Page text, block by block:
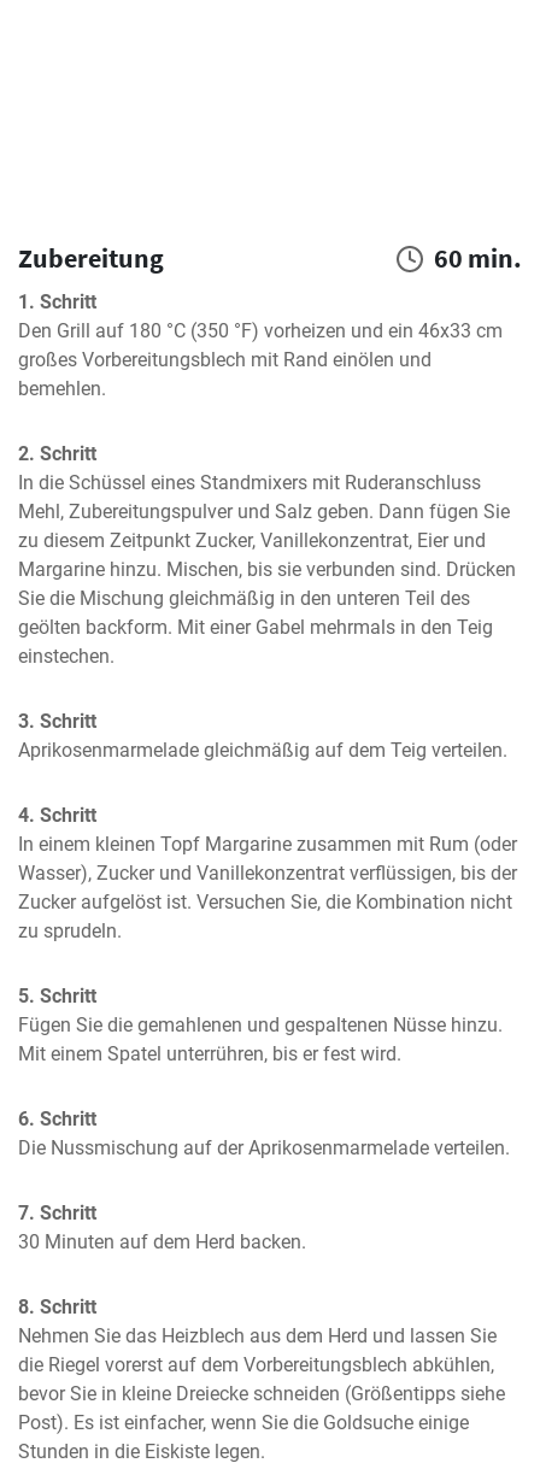
Zubereitung 60 min.
1. Schritt
Den Grill auf 180 °C (350 °F) vorheizen und ein 46x33 cm
großes Vorbereitungsblech mit Rand einölen und
bemehlen.
2. Schritt
In die Schüssel eines Standmixers mit Ruderanschluss
Mehl, Zubereitungspulver und Salz geben. Dann fügen Sie
zu diesem Zeitpunkt Zucker, Vanillekonzentrat, Eier und
Margarine hinzu. Mischen, bis sie verbunden sind. Drücken
Sie die Mischung gleichmäßig in den unteren Teil des
geölten backform. Mit einer Gabel mehrmals in den Teig
einstechen.
3. Schritt
Aprikosenmarmelade gleichmäßig auf dem Teig verteilen.
4. Schritt
In einem kleinen Topf Margarine zusammen mit Rum (oder
Wasser), Zucker und Vanillekonzentrat verflüssigen, bis der
Zucker aufgelöst ist. Versuchen Sie, die Kombination nicht
zu sprudeln.
5. Schritt
Fügen Sie die gemahlenen und gespaltenen Nüsse hinzu.
Mit einem Spatel unterrühren, bis er fest wird.
6. Schritt
Die Nussmischung auf der Aprikosenmarmelade verteilen.
7. Schritt
30 Minuten auf dem Herd backen.
8. Schritt
Nehmen Sie das Heizblech aus dem Herd und lassen Sie
die Riegel vorerst auf dem Vorbereitungsblech abkühlen,
bevor Sie in kleine Dreiecke schneiden (Größentipps siehe
Post). Es ist einfacher, wenn Sie die Goldsuche einige
Stunden in die Eiskiste legen.